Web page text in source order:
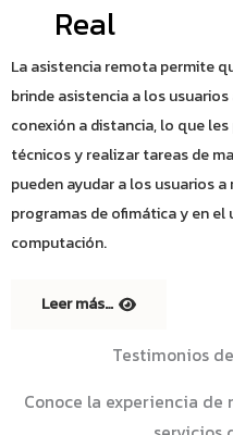
Real
La asistencia remota permite
brinde asistencia a los
conexión a distancia, lo que
técnicos y realizar tareas de
pueden ayudar a los usuarios
programas de ofimática y en el
computación.
Leer más…
Testimonios
Conoce la experiencia de